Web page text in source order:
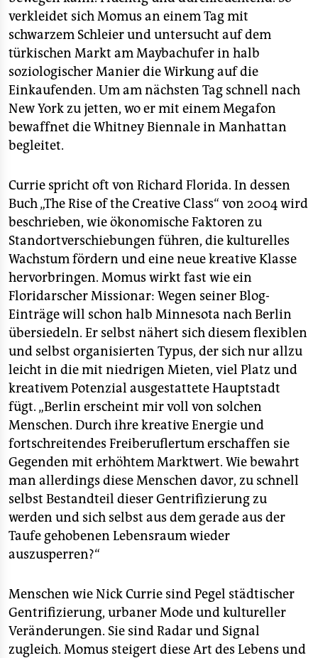
verkleidet sich Momus an einem Tag mit
schwarzem Schleier und untersucht auf dem
türkischen Markt am Maybachufer in halb
soziologischer Manier die Wirkung auf die
Einkaufenden. Um am nächsten Tag schnell nach
New York zu jetten, wo er mit einem Megafon
bewaffnet die Whitney Biennale in Manhattan
begleitet.
Currie spricht oft von Richard Florida. In dessen
Buch „The Rise of the Creative Class“ von 2004 wird
beschrieben, wie ökonomische Faktoren zu
Standortverschiebungen führen, die kulturelles
Wachstum fördern und eine neue kreative Klasse
hervorbringen. Momus wirkt fast wie ein
Floridarscher Missionar: Wegen seiner Blog-
Einträge will schon halb Minnesota nach Berlin
übersiedeln. Er selbst nähert sich diesem flexiblen
und selbst organisierten Typus, der sich nur allzu
leicht in die mit niedrigen Mieten, viel Platz und
kreativem Potenzial ausgestattete Hauptstadt
fügt. „Berlin erscheint mir voll von solchen
Menschen. Durch ihre kreative Energie und
fortschreitendes Freiberuflertum erschaffen sie
Gegenden mit erhöhtem Marktwert. Wie bewahrt
man allerdings diese Menschen davor, zu schnell
selbst Bestandteil dieser Gentrifizierung zu
werden und sich selbst aus dem gerade aus der
Taufe gehobenen Lebensraum wieder
auszusperren?“
Menschen wie Nick Currie sind Pegel städtischer
Gentrifizierung, urbaner Mode und kultureller
Veränderungen. Sie sind Radar und Signal
zugleich. Momus steigert diese Art des Lebens und